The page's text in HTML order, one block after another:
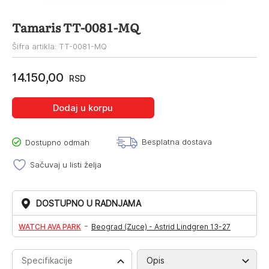
Tamaris TT-0081-MQ
Šifra artikla: TT-0081-MQ
14.150,00 RSD
Dodaj u korpu
Dostupno odmah Besplatna dostava
Sačuvaj u listi želja
DOSTUPNO U RADNJAMA
WATCH AVA PARK - Beograd (Zuce) - Astrid Lindgren 13-27
Specifikacije Opis